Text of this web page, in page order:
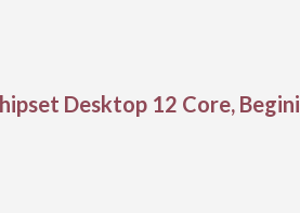
Desktop 12 Core, Begini